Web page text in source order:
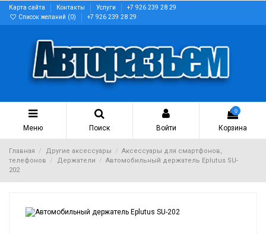
Карта сайта Контакты Услуги
+7 926 239 28 29
Список желаний (0) +7 926 239 28 29
Меню Поиск Войти
0
Корзина
Главная Другие аксессуары
Аксессуары для смартфонов,
телефонов
Держатели
Автомобильный держатель Eplutus SU-
202